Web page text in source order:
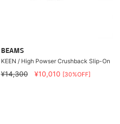
BEAMS
KEEN / High Powser Crushback Slip-On
¥14,300 ¥10,010 [30%OFF]